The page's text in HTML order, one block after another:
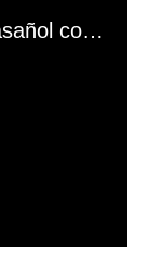
El mal momento de Yanina Gasañol con un hincha argentino en "Subrayado"